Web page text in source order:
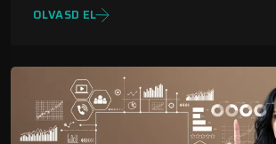
OLVASD EL